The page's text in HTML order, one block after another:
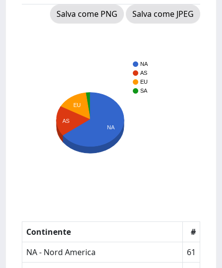
Salva come PNG
Salva come JPEG
NA
AS
EU
SA
EU
AS
NA
Continente
#
NA - Nord America
61